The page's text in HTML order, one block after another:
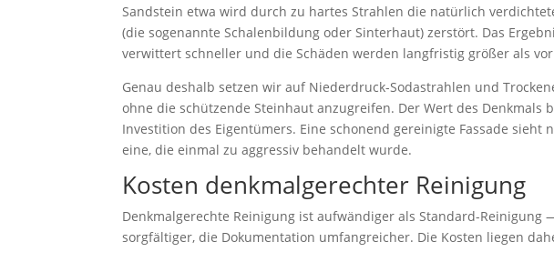
Sandstein etwa wird durch zu hartes Strahlen die natürlich
(die sogenannte Schalenbildung oder Sinterhaut) zerstört. Das
verwittert schneller und die Schäden werden langfristig größer als
Genau deshalb setzen wir auf Niederdruck-Sodastrahlen und
ohne die schützende Steinhaut anzugreifen. Der Wert des
Investition des Eigentümers. Eine schonend gereinigte Fassade
eine, die einmal zu aggressiv behandelt wurde.
Kosten denkmalgerechter Reinigung
Denkmalgerechte Reinigung ist aufwändiger als Standard-
sorgfältiger, die Dokumentation umfangreicher. Die Kosten liegen